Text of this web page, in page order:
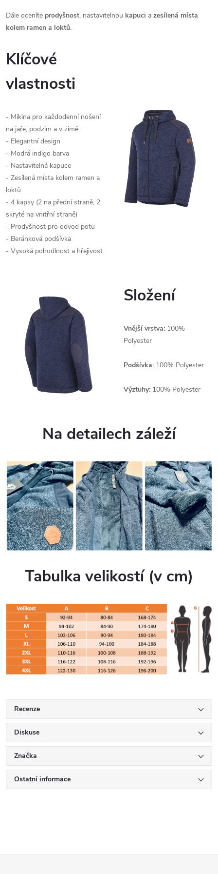
Dále oceníte prodyšnost, nastavitelnou kapuci a zesílená místa
kolem ramen a loktů.
Klíčové
vlastnosti
- Mikina pro každodenní nošení
na jaře, podzim a v zimě
- Elegantní design
- Modrá indigo barva
- Nastavitelná kapuce
- Zesílená místa kolem ramen a
loktů
- 4 kapsy (2 na přední straně, 2
skryté na vnitřní straně)
- Prodyšnost pro odvod potu
- Beránková podšívka
- Vysoká pohodlnost a hřejivost
Složení
Vnější vrstva: 100%
Polyester
Podšívka: 100% Polyester
Výztuhy: 100% Polyester
Na detailech záleží
Tabulka velikostí (v cm)
Recenze
Diskuse
Značka
Ostatní informace